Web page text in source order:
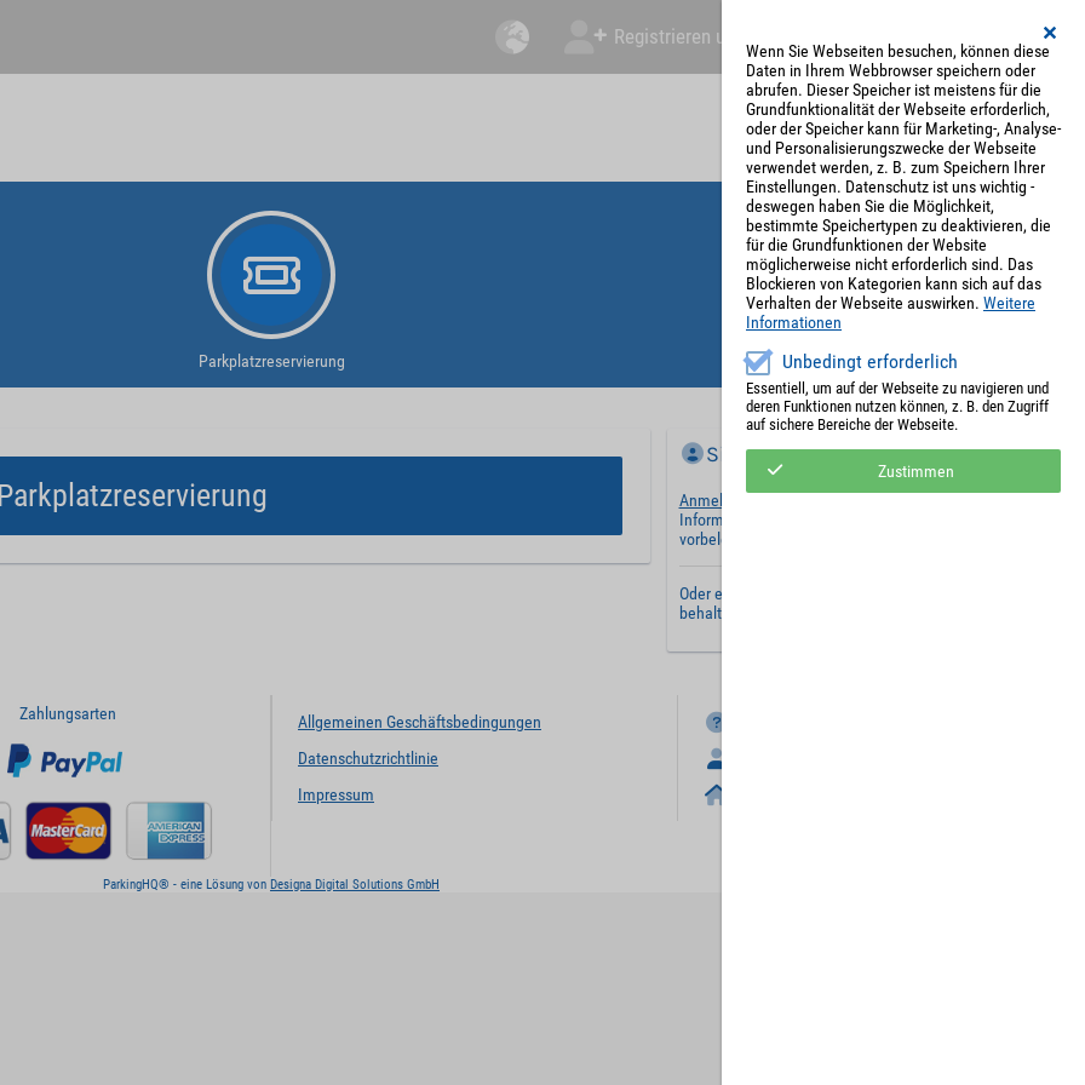
Registrieren und Angebot abgeben Mein Account
Parkplatzreservierung
Sie haben bereits ein Konto?
Anmelden
Informationen mit Ihren Standardwerten
vorbelegen.
Oder erstellen Sie ein
behalten Sie Ihre Einstellungen für später.
Zahlungsarten
Allgemeinen Geschäftsbedingungen
Datenschutzrichtlinie
Impressum
ParkingHQ® - eine Lösung von Designa Digital Solutions GmbH
Wenn Sie Webseiten besuchen, können diese
Daten in Ihrem Webbrowser speichern oder
abrufen. Dieser Speicher ist meistens für die
Grundfunktionalität der Webseite erforderlich,
oder der Speicher kann für Marketing-, Analyse-
und Personalisierungszwecke der Webseite
verwendet werden, z. B. zum Speichern Ihrer
Einstellungen. Datenschutz ist uns wichtig -
deswegen haben Sie die Möglichkeit,
bestimmte Speichertypen zu deaktivieren, die
für die Grundfunktionen der Website
möglicherweise nicht erforderlich sind. Das
Blockieren von Kategorien kann sich auf das
Verhalten der Webseite auswirken. Weitere
Informationen
Unbedingt erforderlich
Essentiell, um auf der Webseite zu navigieren und
deren Funktionen nutzen können, z. B. den Zugriff
auf sichere Bereiche der Webseite.
Zustimmen